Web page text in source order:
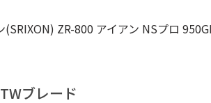
ZR-800 アイアン NSプロ
ブレード